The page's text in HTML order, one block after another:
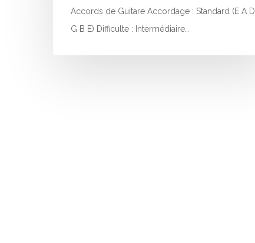
Accords de Guitare Accordage : Standard (E A D
G B E) Difficulte : Intermédiaire…